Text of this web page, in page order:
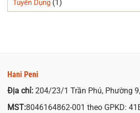
Tuyển Dụng (1)
Hani Peni
Địa chỉ: 204/23/1 Trần Phú, Phường
MST:8046164862-001 theo GPKD: